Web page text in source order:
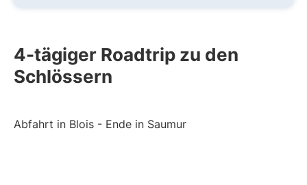
4-tägiger Roadtrip zu den
Schlössern
Abfahrt in Blois - Ende in Saumur